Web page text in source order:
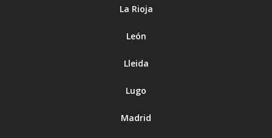
La Rioja
León
Lleida
Lugo
Madrid